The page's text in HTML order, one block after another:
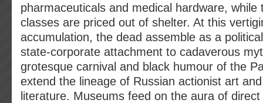
pharmaceuticals and medical hardware, while
classes are priced out of shelter. At this
accumulation, the dead assemble as a
state‑corporate attachment to cadaverous
grotesque carnival and black humour of the
extend the lineage of Russian actionist art
literature. Museums feed on the aura of